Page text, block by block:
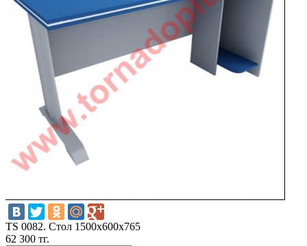
TS 0082. Стол 1500х600х765
62 300 тг.